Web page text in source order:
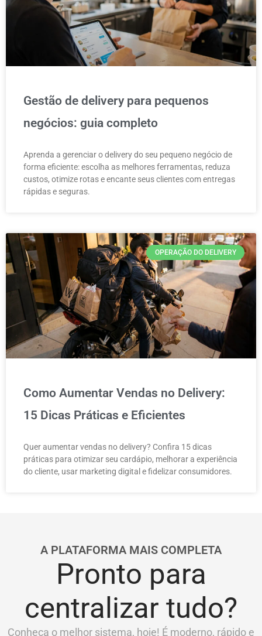
Gestão de delivery para pequenos
negócios: guia completo
Aprenda a gerenciar o delivery do seu pequeno negócio de
forma eficiente: escolha as melhores ferramentas, reduza
custos, otimize rotas e encante seus clientes com entregas
rápidas e seguras.
OPERAÇÃO DO DELIVERY
Como Aumentar Vendas no Delivery:
15 Dicas Práticas e Eficientes
Quer aumentar vendas no delivery? Confira 15 dicas
práticas para otimizar seu cardápio, melhorar a experiência
do cliente, usar marketing digital e fidelizar consumidores.
A PLATAFORMA MAIS COMPLETA
Pronto para
centralizar tudo?
Conheça o melhor sistema, hoje! É moderno, rápido e